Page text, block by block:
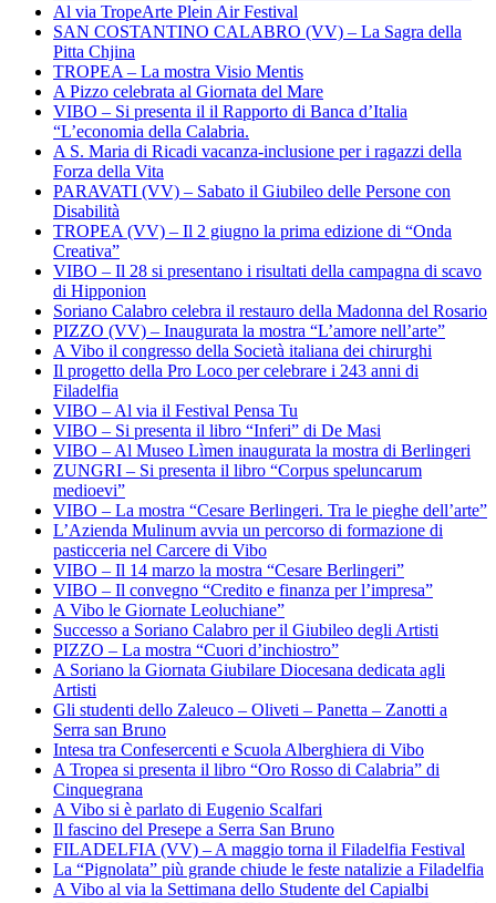
Al via TropeArte Plein Air Festival
SAN COSTANTINO CALABRO (VV) – La Sagra della
Pitta Chjina
TROPEA – La mostra Visio Mentis
A Pizzo celebrata al Giornata del Mare
VIBO – Si presenta il il Rapporto di Banca d’Italia
“L’economia della Calabria.
A S. Maria di Ricadi vacanza-inclusione per i ragazzi della
Forza della Vita
PARAVATI (VV) – Sabato il Giubileo delle Persone con
Disabilità
TROPEA (VV) – Il 2 giugno la prima edizione di “Onda
Creativa”
VIBO – Il 28 si presentano i risultati della campagna di scavo
di Hipponion
Soriano Calabro celebra il restauro della Madonna del Rosario
PIZZO (VV) – Inaugurata la mostra “L’amore nell’arte”
A Vibo il congresso della Società italiana dei chirurghi
Il progetto della Pro Loco per celebrare i 243 anni di
Filadelfia
VIBO – Al via il Festival Pensa Tu
VIBO – Si presenta il libro “Inferi” di De Masi
VIBO – Al Museo Lìmen inaugurata la mostra di Berlingeri
ZUNGRI – Si presenta il libro “Corpus speluncarum
medioevi”
VIBO – La mostra “Cesare Berlingeri. Tra le pieghe dell’arte”
L’Azienda Mulinum avvia un percorso di formazione di
pasticceria nel Carcere di Vibo
VIBO – Il 14 marzo la mostra “Cesare Berlingeri”
VIBO – Il convegno “Credito e finanza per l’impresa”
A Vibo le Giornate Leoluchiane”
Successo a Soriano Calabro per il Giubileo degli Artisti
PIZZO – La mostra “Cuori d’inchiostro”
A Soriano la Giornata Giubilare Diocesana dedicata agli
Artisti
Gli studenti dello Zaleuco – Oliveti – Panetta – Zanotti a
Serra san Bruno
Intesa tra Confesercenti e Scuola Alberghiera di Vibo
A Tropea si presenta il libro “Oro Rosso di Calabria” di
Cinquegrana
A Vibo si è parlato di Eugenio Scalfari
Il fascino del Presepe a Serra San Bruno
FILADELFIA (VV) – A maggio torna il Filadelfia Festival
La “Pignolata” più grande chiude le feste natalizie a Filadelfia
A Vibo al via la Settimana dello Studente del Capialbi